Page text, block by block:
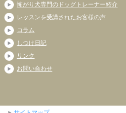
怖がり犬専門のドッグトレーナー紹介
レッスンを受講されたお客様の声
コラム
しつけ日記
リンク
お問い合わせ